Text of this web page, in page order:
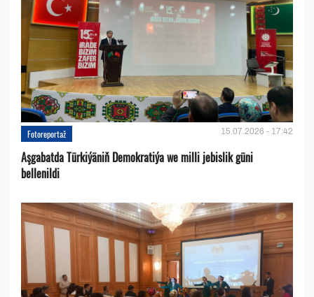
Fotoreportaž 15.07.2026 - 17:42
Aşgabatda Türkiýäniň Demokratiýa we milli jebislik güni
bellenildi